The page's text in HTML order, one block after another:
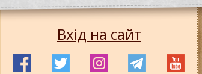
Вхід на сайт